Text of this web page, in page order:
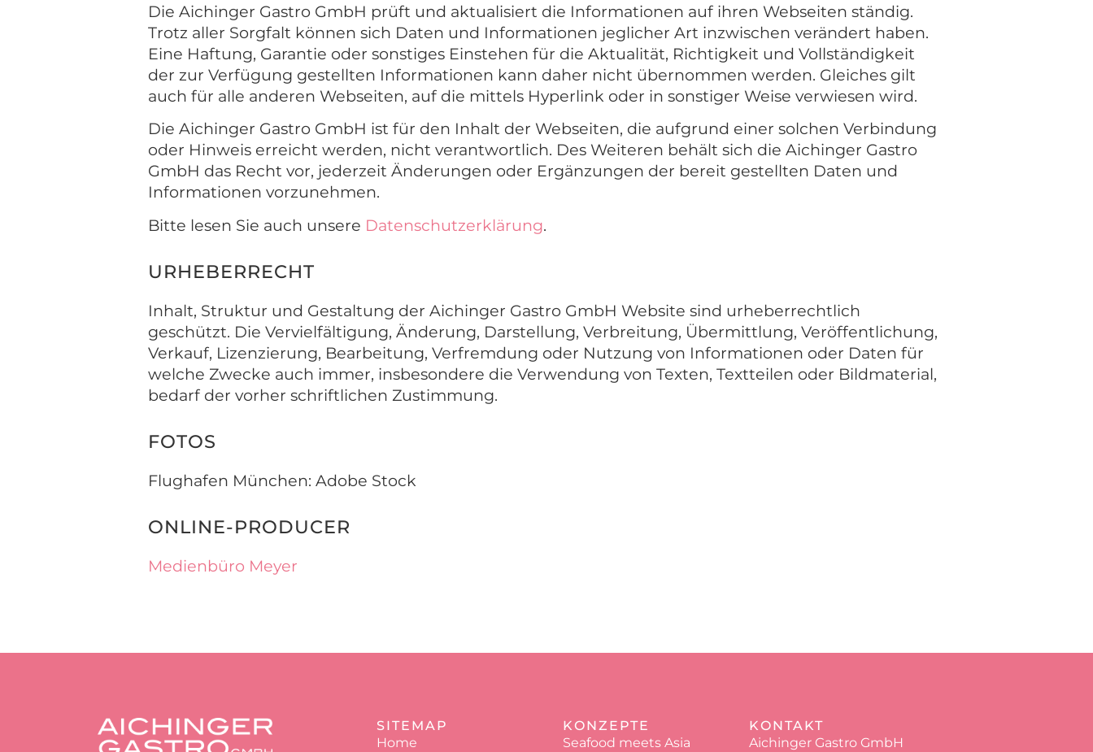
Die Aichinger Gastro GmbH prüft und aktualisiert die Informationen auf ihren Webseiten ständig.
Trotz aller Sorgfalt können sich Daten und Informationen jeglicher Art inzwischen verändert haben.
Eine Haftung, Garantie oder sonstiges Einstehen für die Aktualität, Richtigkeit und Vollständigkeit
der zur Verfügung gestellten Informationen kann daher nicht übernommen werden. Gleiches gilt
auch für alle anderen Webseiten, auf die mittels Hyperlink oder in sonstiger Weise verwiesen wird.
Die Aichinger Gastro GmbH ist für den Inhalt der Webseiten, die aufgrund einer solchen Verbindung
oder Hinweis erreicht werden, nicht verantwortlich. Des Weiteren behält sich die Aichinger Gastro
GmbH das Recht vor, jederzeit Änderungen oder Ergänzungen der bereit gestellten Daten und
Informationen vorzunehmen.
Bitte lesen Sie auch unsere Datenschutzerklärung.
URHEBERRECHT
Inhalt, Struktur und Gestaltung der Aichinger Gastro GmbH Website sind urheberrechtlich
geschützt. Die Vervielfältigung, Änderung, Darstellung, Verbreitung, Übermittlung, Veröffentlichung,
Verkauf, Lizenzierung, Bearbeitung, Verfremdung oder Nutzung von Informationen oder Daten für
welche Zwecke auch immer, insbesondere die Verwendung von Texten, Textteilen oder Bildmaterial,
bedarf der vorher schriftlichen Zustimmung.
FOTOS
Flughafen München: Adobe Stock
ONLINE-PRODUCER
Medienbüro Meyer
SITEMAP
Home
KONZEPTE
Seafood meets Asia
KONTAKT
Aichinger Gastro GmbH